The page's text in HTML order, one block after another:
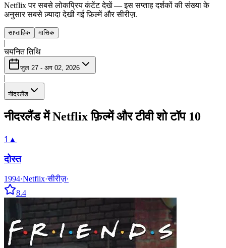
Netflix पर सबसे लोकप्रिय कंटेंट देखें — इस सप्ताह दर्शकों की संख्या के
अनुसार सबसे ज़्यादा देखी गई फ़िल्में और सीरीज़.
साप्ताहिक मासिक
|
चयनित तिथि
जुल 27 - अग 02, 2026
|
नीदरलैंड
नीदरलैंड में Netflix फ़िल्में और टीवी शो टॉप 10
1 ▲
दोस्त
1994·Netflix·सीरीज़·
8.4